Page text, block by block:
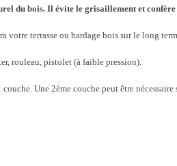
du bois. Il évite le grisaillement et
terrasse ou bardage bois sur le long
rouleau, pistolet (à faible pression).
Une 2ème couche peut être nécessaire